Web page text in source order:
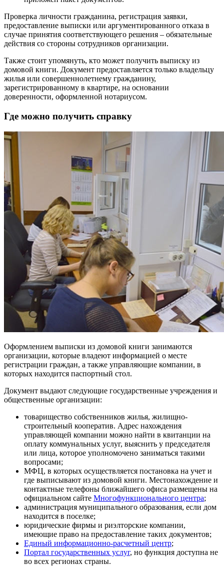
Проверка личности гражданина, регистрация заявки,
предоставление выписки или аргументированного отказа в
случае принятия соответствующего решения – обязательные
действия со стороны сотрудников организации.
Также стоит упомянуть, кто может получить выписку из
домовой книги. Документ предоставляется только владельцу
жилья или совершеннолетнему гражданину,
зарегистрированному в квартире, на основании
доверенности, оформленной нотариусом.
Где можно получить справку
Оформлением выписки из домовой книги занимаются
организации, которые владеют информацией о месте
регистрации граждан, а также управляющие компании, в
которых находится паспортный стол.
Документ выдают следующие государственные учреждения и
общественные организации:
товарищество собственников жилья, жилищно-
строительный кооператив. Адрес нахождения
управляющей компании можно найти в квитанции на
оплату коммунальных услуг, выяснить у председателя
или лица, которое уполномочено заниматься такими
вопросами;
МФЦ, в которых осуществляется постановка на учет и
где выписывают из домовой книги. Местонахождение и
контактные телефоны ближайшего офиса размещены на
официальном сайте Многофункционального центра;
администрация муниципального образования, если дом
находится в поселке;
юридические фирмы и риэлторские компании,
имеющие право на предоставление таких документов;
Единый информационно-расчетный центр;
Портал государственных услуг, но функция доступна не
во всех регионах страны.